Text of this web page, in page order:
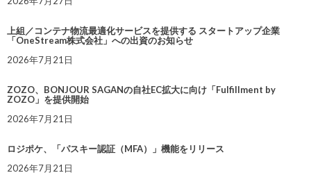
上組／コンテナ物流最適化サービスを提供する スタートアップ企業
「OneStream株式会社」への出資のお知らせ
2026年7月21日
ZOZO、BONJOUR SAGANの自社EC拡大に向け「Fulfillment by
ZOZO」を提供開始
2026年7月21日
ロジポケ、「パスキー認証（MFA）」機能をリリース
2026年7月21日